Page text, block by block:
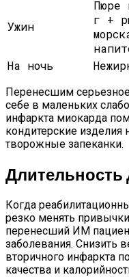
Ужин
Пюре
г +
На ночь
Перенесшим серьезное
себе в маленьких
инфаркта миокарда
кондитерские изделия
творожные запеканки.
Длительность
Когда
резко менять
перенесший ИМ
заболевания. Снизить
вторичного инфаркта
качества и